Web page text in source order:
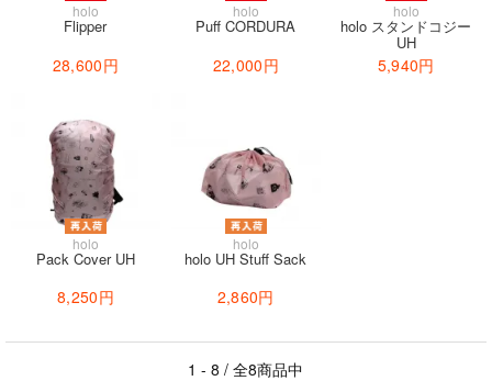
holo
Flipper
28,600円
holo
Puff CORDURA
22,000円
holo
holo スタンドコジー
UH
5,940円
holo
Pack Cover UH
8,250円
holo
holo UH Stuff Sack
2,860円
1 - 8 / 全8商品中